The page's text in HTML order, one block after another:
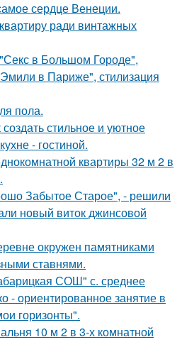
сердце Венеции.
ради винтажных
в Большом Городе",
в Париже", стилизация
пола.
стильное и уютное
- гостиной.
квартиры 32 м 2 в
Забытое Старое", - решили
новый виток джинсовой
окружен памятниками
ставнями.
СОШ" с. среднее
- ориентированное занятие в
горизонты".
10 м 2 в 3-х комнатной